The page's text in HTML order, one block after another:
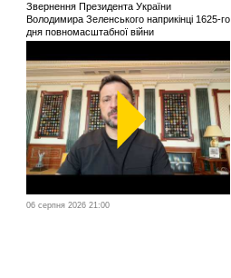
Звернення Президента України
Володимира Зеленського наприкінці 1625-го
дня повномасштабної війни
06 серпня 2026 21:00